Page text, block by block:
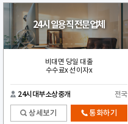
24시 일용직 전문업체
비대면 당일 대출
수수료x 선이자x
24시대부소상중개 전국
상세보기 통화하기